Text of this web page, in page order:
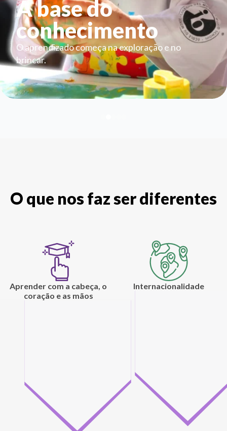
A base do
conhecimento
O aprendizado começa na exploração e no
brincar.
O que nos faz ser diferentes
Aprender com a cabeça, o
coração e as mãos
Internacionalidade